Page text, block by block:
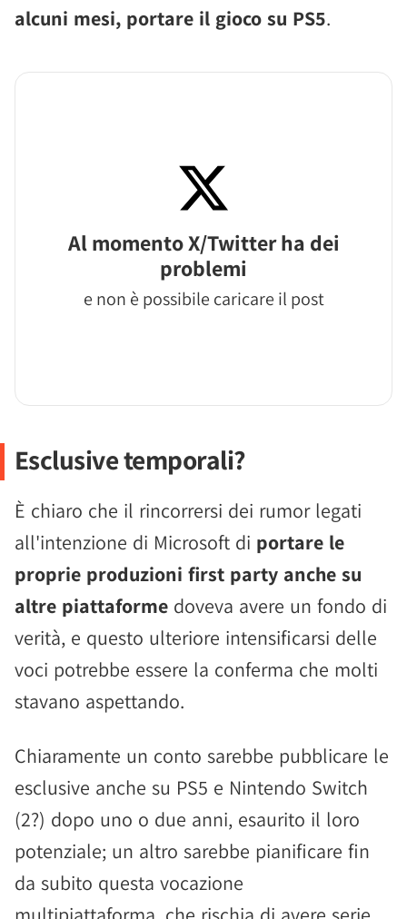
alcuni mesi, portare il gioco su PS5.
Al momento X/Twitter ha dei
problemi
e non è possibile caricare il post
Esclusive temporali?
È chiaro che il rincorrersi dei rumor legati
all'intenzione di Microsoft di portare le
proprie produzioni first party anche su
altre piattaforme doveva avere un fondo di
verità, e questo ulteriore intensificarsi delle
voci potrebbe essere la conferma che molti
stavano aspettando.
Chiaramente un conto sarebbe pubblicare le
esclusive anche su PS5 e Nintendo Switch
(2?) dopo uno o due anni, esaurito il loro
potenziale; un altro sarebbe pianificare fin
da subito questa vocazione